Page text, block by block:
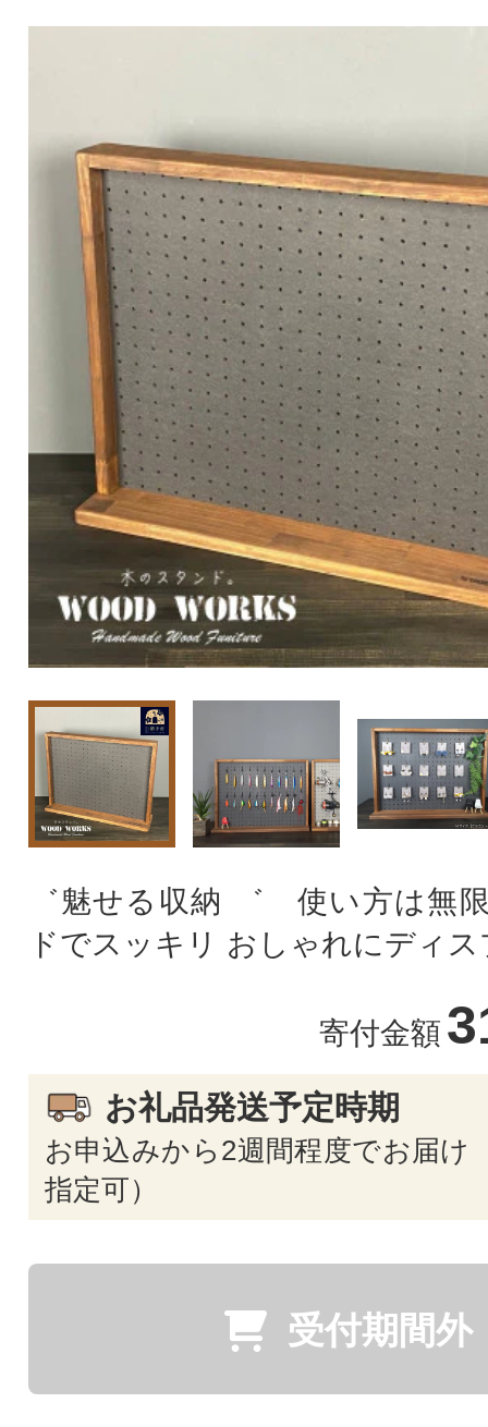
゛魅せる収納 ゛ 使い方は無
ドでスッキリ おしゃれにディ
寄付金額
お礼品発送予定時期
お申込みから2週間程度でお届け
指定可）
受付期間外